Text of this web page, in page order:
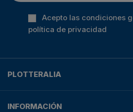
Acepto las condiciones
política de privacidad
PLOTTERALIA
INFORMACIÓN